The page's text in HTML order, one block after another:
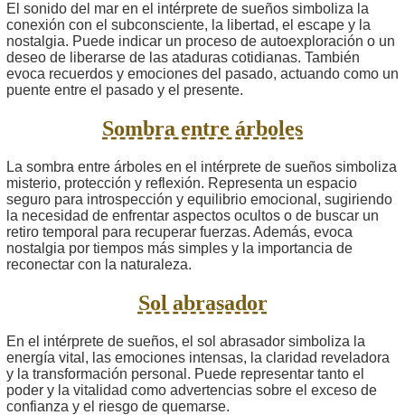
El sonido del mar en el intérprete de sueños simboliza la
conexión con el subconsciente, la libertad, el escape y la
nostalgia. Puede indicar un proceso de autoexploración o un
deseo de liberarse de las ataduras cotidianas. También
evoca recuerdos y emociones del pasado, actuando como un
puente entre el pasado y el presente.
Sombra entre árboles
La sombra entre árboles en el intérprete de sueños simboliza
misterio, protección y reflexión. Representa un espacio
seguro para introspección y equilibrio emocional, sugiriendo
la necesidad de enfrentar aspectos ocultos o de buscar un
retiro temporal para recuperar fuerzas. Además, evoca
nostalgia por tiempos más simples y la importancia de
reconectar con la naturaleza.
Sol abrasador
En el intérprete de sueños, el sol abrasador simboliza la
energía vital, las emociones intensas, la claridad reveladora
y la transformación personal. Puede representar tanto el
poder y la vitalidad como advertencias sobre el exceso de
confianza y el riesgo de quemarse.